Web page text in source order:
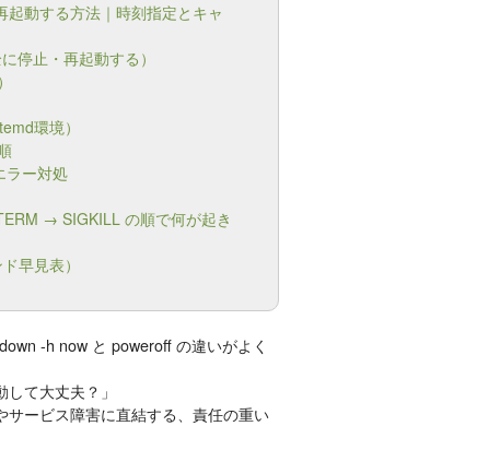
動する方法｜時刻指定とキャ
停止・再起動する）
環境）
ラー対処
→ SIGKILL の順で何が起き
早見表）
-h now と poweroff の違いがよく
て大丈夫？」
ービス障害に直結する、責任の重い